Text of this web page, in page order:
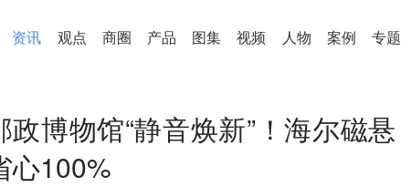
资讯 观点 商圈 产品 图集 视频 人物 案例 专题
博物馆“静音焕新”！海尔磁悬
心100%